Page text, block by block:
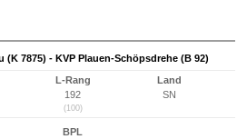
(K 7875) - KVP Plauen-Schöpsdrehe (B 92)
L-Rang
192
(100)
Land
SN
BPL